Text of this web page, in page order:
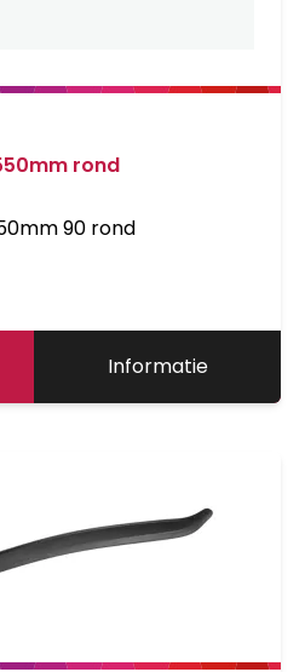
rond
90 rond
Informatie